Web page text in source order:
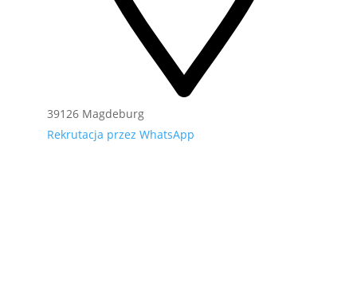
39126 Magdeburg
Rekrutacja przez WhatsApp